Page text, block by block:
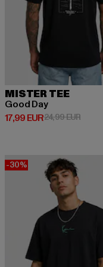
MISTER TEE
Good Day
17,99 EUR
Derzeitiger Preis: 17,99
24,99 EUR
-30%